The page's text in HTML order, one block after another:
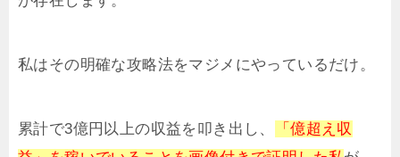
私はその明確な攻略法をマジメにやっているだけ。
累計で3億円以上の収益を叩き出し、
「億超え収